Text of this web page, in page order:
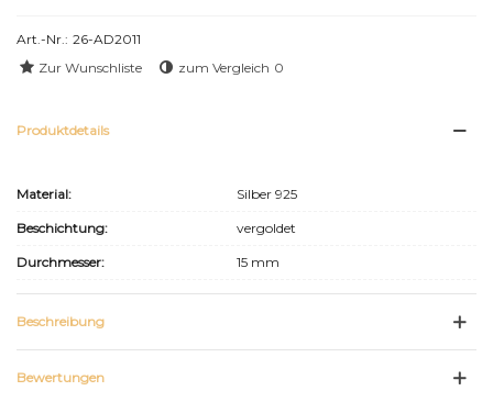
Art.-Nr.: 26-AD2011
Zur Wunschliste
zum Vergleich 0
Produktdetails
Material: Silber 925
Beschichtung: vergoldet
Durchmesser: 15 mm
Beschreibung
Bewertungen